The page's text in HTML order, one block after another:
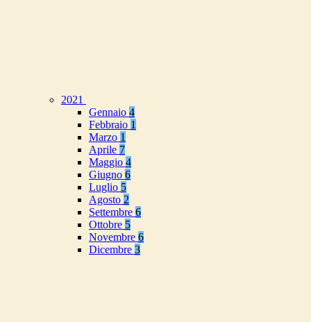
2021
Gennaio 4
Febbraio 1
Marzo 1
Aprile 7
Maggio 4
Giugno 6
Luglio 5
Agosto 2
Settembre 6
Ottobre 5
Novembre 6
Dicembre 3